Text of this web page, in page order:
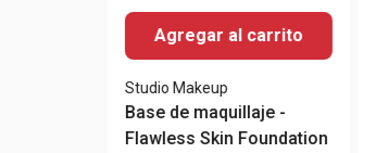
Agregar al carrito
Studio Makeup
Base de maquillaje -
Flawless Skin Foundation